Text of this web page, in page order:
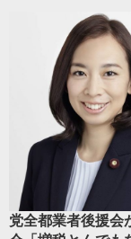
党全都業者後援会